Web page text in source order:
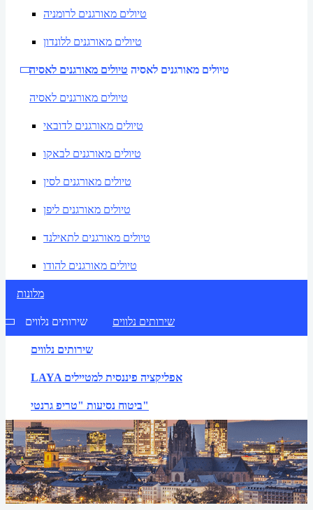
טיולים מאורגנים לרומניה
טיולים מאורגנים ללונדון
טיולים מאורגנים לאסיה טיולים מאורגנים לאסיה
טיולים מאורגנים לאסיה
טיולים מאורגנים לדובאי
טיולים מאורגנים לבאקו
טיולים מאורגנים לסין
טיולים מאורגנים ליפן
טיולים מאורגנים לתאילנד
טיולים מאורגנים להודו
מלונות
שירותים נלווים שירותים נלווים
שירותים נלווים
LAYA אפליקציה פיננסית למטיילים
ביטוח נסיעות "טריפ גרנטי"